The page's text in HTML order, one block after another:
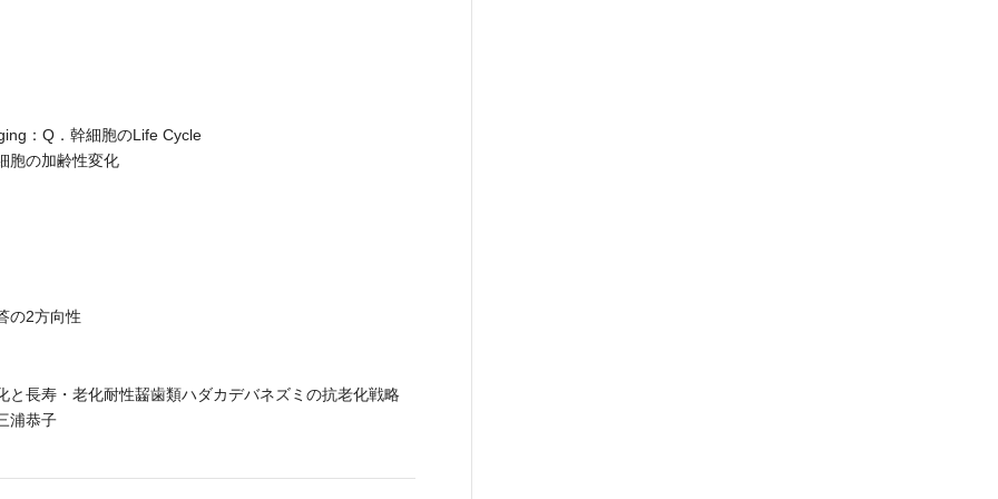
：Q．幹細胞のLife Cycle
胞の加齢性変化
の2方向性
と長寿・老化耐性齧歯類ハダカデバネズミの抗老化戦略
浦恭子